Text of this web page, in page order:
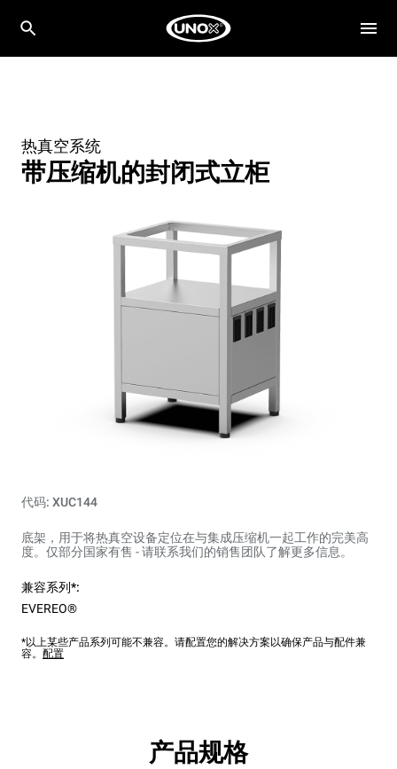
热真空系统
带压缩机的封闭式立柜
代码: XUC144
底架，用于将热真空设备定位在与集成压缩机一起工作的完美高
度。仅部分国家有售 - 请联系我们的销售团队了解更多信息。
兼容系列*:
EVEREO®
*以上某些产品系列可能不兼容。请配置您的解决方案以确保产品与配件兼
容。 配置
产品规格